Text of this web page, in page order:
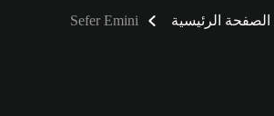
الصفحة الرئيسية Sefer Emini